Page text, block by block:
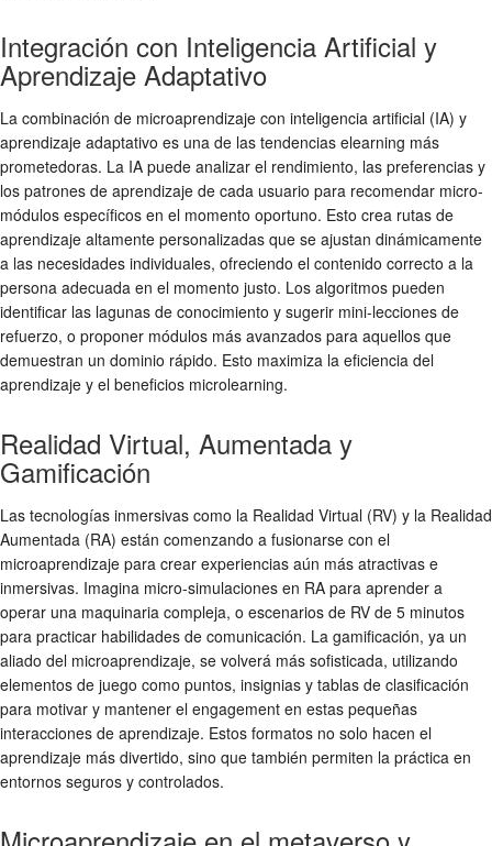
Integración con Inteligencia Artificial y
Aprendizaje Adaptativo
La combinación de microaprendizaje con inteligencia artificial (IA) y
aprendizaje adaptativo es una de las tendencias elearning más
prometedoras. La IA puede analizar el rendimiento, las preferencias y
los patrones de aprendizaje de cada usuario para recomendar micro-
módulos específicos en el momento oportuno. Esto crea rutas de
aprendizaje altamente personalizadas que se ajustan dinámicamente
a las necesidades individuales, ofreciendo el contenido correcto a la
persona adecuada en el momento justo. Los algoritmos pueden
identificar las lagunas de conocimiento y sugerir mini-lecciones de
refuerzo, o proponer módulos más avanzados para aquellos que
demuestran un dominio rápido. Esto maximiza la eficiencia del
aprendizaje y el beneficios microlearning.
Realidad Virtual, Aumentada y
Gamificación
Las tecnologías inmersivas como la Realidad Virtual (RV) y la Realidad
Aumentada (RA) están comenzando a fusionarse con el
microaprendizaje para crear experiencias aún más atractivas e
inmersivas. Imagina micro-simulaciones en RA para aprender a
operar una maquinaria compleja, o escenarios de RV de 5 minutos
para practicar habilidades de comunicación. La gamificación, ya un
aliado del microaprendizaje, se volverá más sofisticada, utilizando
elementos de juego como puntos, insignias y tablas de clasificación
para motivar y mantener el engagement en estas pequeñas
interacciones de aprendizaje. Estos formatos no solo hacen el
aprendizaje más divertido, sino que también permiten la práctica en
entornos seguros y controlados.